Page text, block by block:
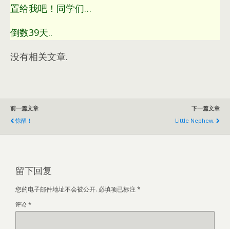
置给我吧！同学们…
倒数39天..
没有相关文章.
前一篇文章
惊醒！
下一篇文章
Little Nephew.
留下回复
您的电子邮件地址不会被公开. 必填项已标注 *
评论 *